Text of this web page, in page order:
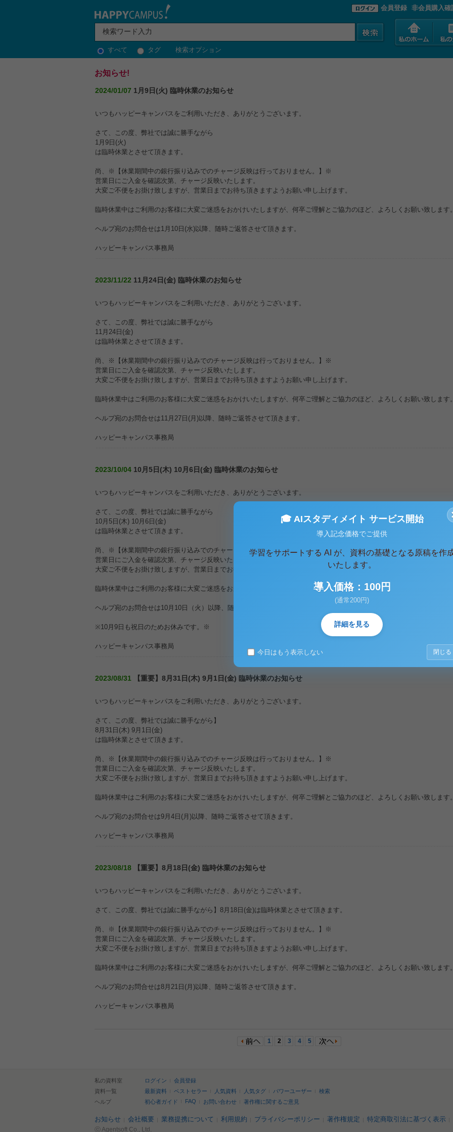
すべて タグ 検索オプション
会員登録 非会員購入確
お知らせ!
2024/01/07 1月9日(火) 臨時休業のお知らせ
いつもハッピーキャンパスをご利用いただき、ありがとうございます。
さて、この度、弊社では誠に勝手ながら
1月9日(火)
は臨時休業とさせて頂きます。
尚、※【休業期間中の銀行振り込みでのチャージ反映は行っておりません。】※
営業日にご入金を確認次第、チャージ反映いたします。
大変ご不便をお掛け致しますが、営業日までお待ち頂きますようお願い申し上げます。
臨時休業中はご利用のお客様に大変ご迷惑をおかけいたしますが、何卒ご理解とご協力のほど、よろしくお願い致します
ヘルプ宛のお問合せは1月10日(水)以降、随時ご返答させて頂きます。
ハッピーキャンパス事務局
2023/11/22 11月24日(金) 臨時休業のお知らせ
いつもハッピーキャンパスをご利用いただき、ありがとうございます。
さて、この度、弊社では誠に勝手ながら
11月24日(金)
は臨時休業とさせて頂きます。
尚、※【休業期間中の銀行振り込みでのチャージ反映は行っておりません。】※
営業日にご入金を確認次第、チャージ反映いたします。
大変ご不便をお掛け致しますが、営業日までお待ち頂きますようお願い申し上げます。
臨時休業中はご利用のお客様に大変ご迷惑をおかけいたしますが、何卒ご理解とご協力のほど、よろしくお願い致します
ヘルプ宛のお問合せは11月27日(月)以降、随時ご返答させて頂きます。
ハッピーキャンパス事務局
2023/10/04 10月5日(木) 10月6日(金) 臨時休業のお知らせ
いつもハッピーキャンパスをご利用いただき、ありがとうございます。
さて、この度、弊社では誠に勝手ながら
10月5日(木) 10月6日(金)
は臨時休業とさせて頂きます。
尚、※【休業期間中の銀行振り込みでのチャージ反映は行っておりません。】※
営業日にご入金を確認次第、チャージ反映いたします。
大変ご不便をお掛け致しますが、営業日までお待ち頂きますようお願い申し上げます。
臨時休業中はご利用のお客様に大変ご迷惑をおかけいたしますが、何卒ご理解とご協力のほど、よろしくお願い致します
ヘルプ宛のお問合せは10月10日（火）以降、随時ご返答させて頂きます。
※10月9日も祝日のためお休みです。※
ハッピーキャンパス事務局
2023/08/31 【重要】8月31日(木) 9月1日(金) 臨時休業のお知らせ
いつもハッピーキャンパスをご利用いただき、ありがとうございます。
さて、この度、弊社では誠に勝手ながら】
8月31日(木) 9月1日(金)
は臨時休業とさせて頂きます。
尚、※【休業期間中の銀行振り込みでのチャージ反映は行っておりません。】※
営業日にご入金を確認次第、チャージ反映いたします。
大変ご不便をお掛け致しますが、営業日までお待ち頂きますようお願い申し上げます。
臨時休業中はご利用のお客様に大変ご迷惑をおかけいたしますが、何卒ご理解とご協力のほど、よろしくお願い致します
ヘルプ宛のお問合せは9月4日(月)以降、随時ご返答させて頂きます。
ハッピーキャンパス事務局
2023/08/18 【重要】8月18日(金) 臨時休業のお知らせ
いつもハッピーキャンパスをご利用いただき、ありがとうございます。
さて、この度、弊社では誠に勝手ながら】8月18日(金)は臨時休業とさせて頂きます。
尚、※【休業期間中の銀行振り込みでのチャージ反映は行っておりません。】※
営業日にご入金を確認次第、チャージ反映いたします。
大変ご不便をお掛け致しますが、営業日までお待ち頂きますようお願い申し上げます。
臨時休業中はご利用のお客様に大変ご迷惑をおかけいたしますが、何卒ご理解とご協力のほど、よろしくお願い致します
ヘルプ宛のお問合せは8月21日(月)以降、随時ご返答させて頂きます。
ハッピーキャンパス事務局
1 2 3 4 5
私の資料室 ログイン
会員登録
資料一覧
最新資料 ベストセラー 人気資料 人気タグ パワーユーザー
検索
ヘルプ
初心者ガイド FAQ お問い合わせ 著作権に関するご意見
お知らせ 会社概要 業務提携について 利用規約 プライバシーポリシー 著作権規定 特定商取引法に基づく表示
ⓒ Agentsoft Co., Ltd.
🎓 AIスタディメイト サービス開始
導入記念価格でご提供
学習をサポートする AI が、資料の基礎となる原稿を作
いたします。
導入価格：100円
(通常200円)
詳細を見る
今日はもう表示しない 閉じる